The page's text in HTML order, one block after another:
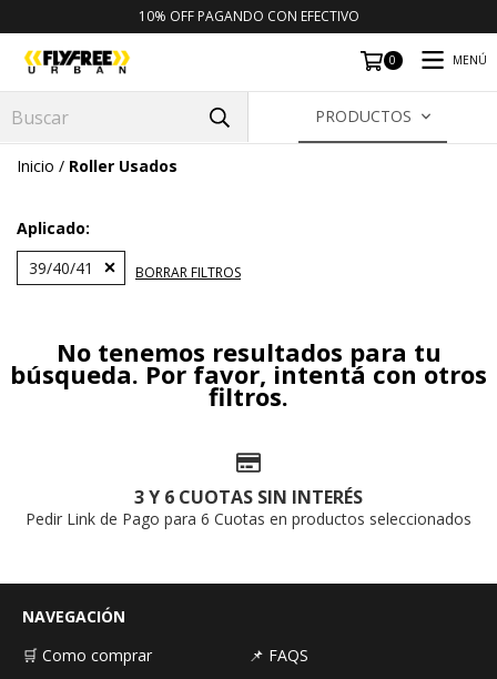
10% OFF PAGANDO CON EFECTIVO
0 MENÚ
PRODUCTOS
Inicio / Roller Usados
Aplicado:
39/40/41
BORRAR FILTROS
No tenemos resultados para tu
búsqueda. Por favor, intentá con otros
filtros.
3 Y 6 CUOTAS SIN INTERÉS
Pedir Link de Pago para 6 Cuotas en productos seleccionados
NAVEGACIÓN
🛒 Como comprar
📌 FAQS